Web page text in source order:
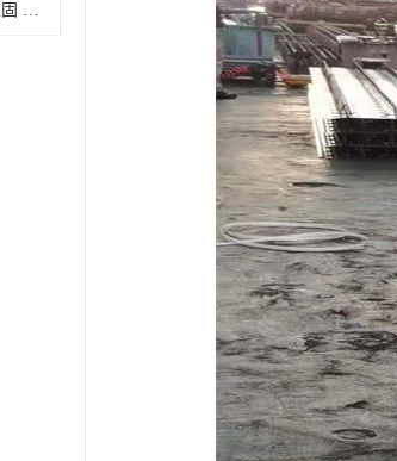
c型钢尺寸图 受力稳定稳固 光洁无毛刺